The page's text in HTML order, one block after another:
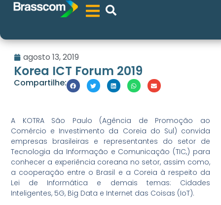
agosto 13, 2019
Korea ICT Forum 2019
Compartilhe:
A KOTRA São Paulo (Agência de Promoção ao
Comércio e Investimento da Coreia do Sul) convida
empresas brasileiras e representantes do setor de
Tecnologia da Informação e Comunicação (TIC,) para
conhecer a experiência coreana no setor, assim como,
a cooperação entre o Brasil e a Coreia à respeito da
Lei de Informática e demais temas: Cidades
Inteligentes, 5G, Big Data e Internet das Coisas (IoT).